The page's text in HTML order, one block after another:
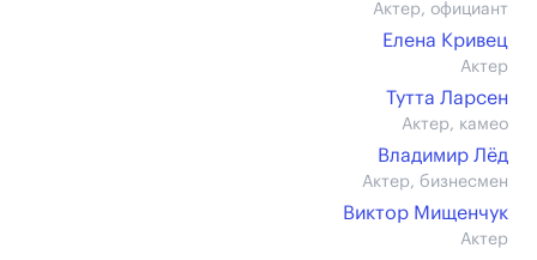
Актер, официант
Елена Кривец
Актер
Тутта Ларсен
Актер, камео
Владимир Лёд
Актер, бизнесмен
Виктор Мищенчук
Актер